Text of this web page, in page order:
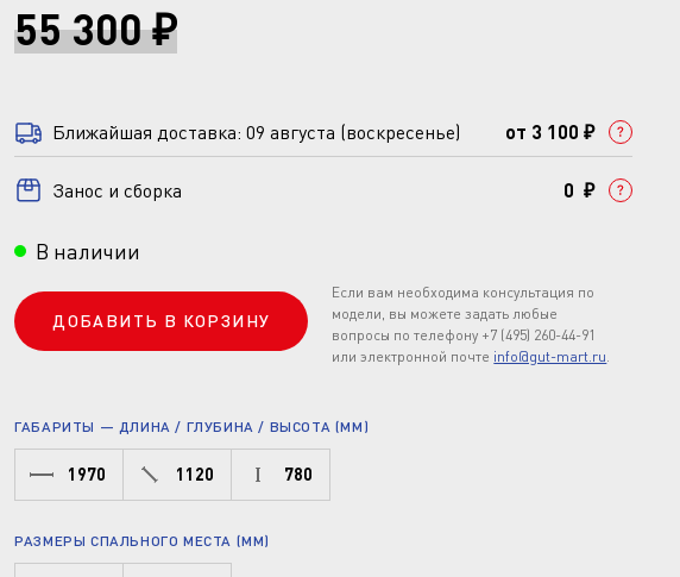
55 300 ₽
Ближайшая доставка: 09 августа (воскресенье) от 3 100 ₽
Занос и сборка 0 ₽
В наличии
ДОБАВИТЬ В КОРЗИНУ
Если вам необходима консультация по
модели, вы можете задать любые
вопросы по телефону +7 (495) 260-44-91
или электронной почте info@gut-mart.ru.
ГАБАРИТЫ — ДЛИНА / ГЛУБИНА / ВЫСОТА (ММ)
1970 1120 780
РАЗМЕРЫ СПАЛЬНОГО МЕСТА (ММ)